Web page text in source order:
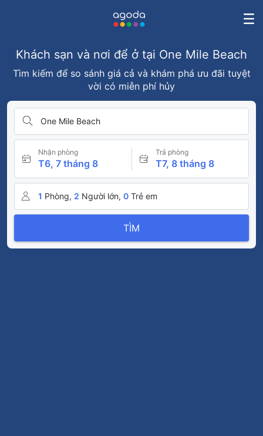
Khách sạn và nơi để ở tại One Mile Beach
Tìm kiếm để so sánh giá cả và khám phá ưu đãi tuyệt
vời có miễn phí hủy
One Mile Beach
Nhận phòng
T6, 7 tháng 8
Trả phòng
T7, 8 tháng 8
1 Phòng, 2 Người lớn, 0 Trẻ em
TÌM